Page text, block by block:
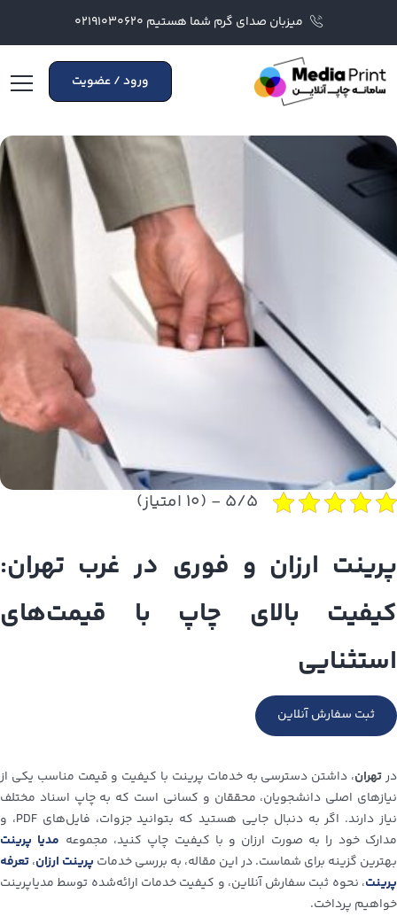
میزبان صدای گرم شما هستیم ۰۲۱۹۱۰۳۰۶۲۰
ورود / عضویت
۵/۵ - (۱۰ امتیاز)
پرینت ارزان و فوری در غرب تهران:
کیفیت بالای چاپ با قیمت‌های
استثنایی
ثبت سفارش آنلاین
درتهران، داشتن دسترسی به خدمات پرینت با کیفیت و قیمت مناسب یکی از
نیازهای اصلی دانشجویان، محققان و کسانی است که به چاپ اسناد مختلف
نیاز دارند. اگر به دنبال جایی هستید که بتوانید جزوات، فایل‌های PDF، و
مدارک خود را به صورت ارزان و با کیفیت چاپ کنید، مجموعه‌ مدیا پرینت
بهترین گزینه برای شماست. در این مقاله، به بررسی خدمات پرینت ارزان،تعرفه
پرینت، نحوه ثبت سفارش آنلاین، و کیفیت خدمات ارائه‌شده توسط مدیاپرینت
خواهیم پرداخت.